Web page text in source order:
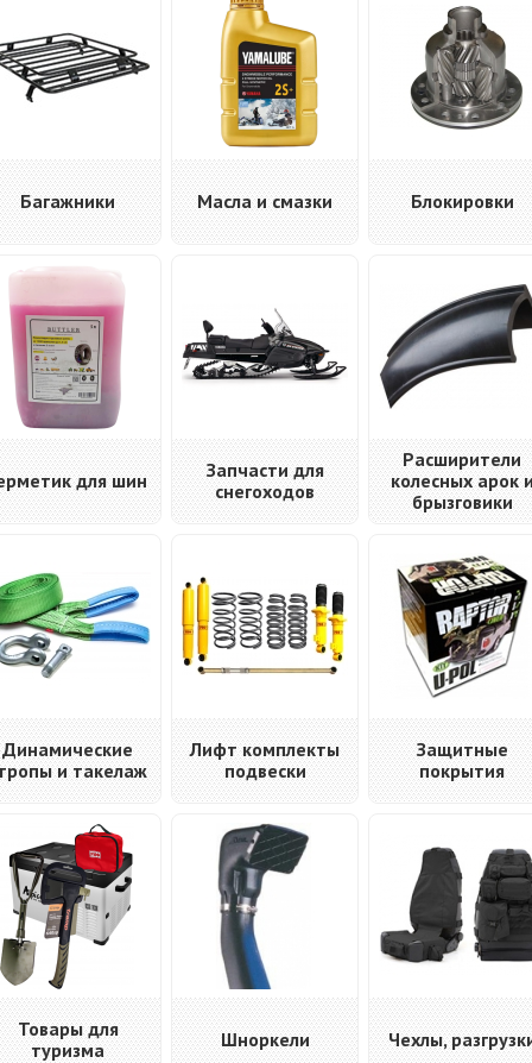
Багажники Масла и смазки Блокировки
для шин
Запчасти для
снегоходов
Расширители
колесных арок
брызговики
Динамические
и такелаж
Лифт комплекты
подвески
Защитные
покрытия
Товары для
туризма
Шноркели Чехлы,